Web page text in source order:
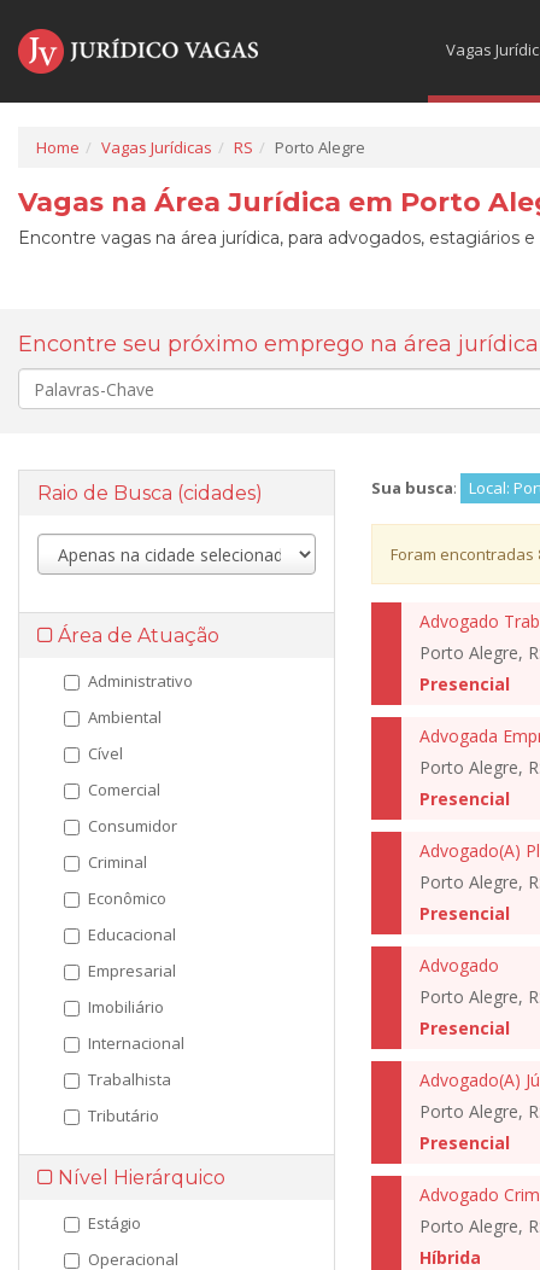
Vagas
Home Vagas Jurídicas RS Porto Alegre
Vagas na Área Jurídica em Porto
Encontre vagas na área jurídica, para advogados, estagiários
Encontre seu próximo emprego na área jurídica
Palavra-
chave
Raio de Busca (cidades)
Área de Atuação
Administrativo
Ambiental
Cível
Comercial
Consumidor
Criminal
Econômico
Educacional
Empresarial
Imobiliário
Internacional
Trabalhista
Tributário
Nível Hierárquico
Estágio
Operacional
Sua busca: Local:
Foram encontradas
Advogado
Porto Alegre,
Presencial
Advogada
Porto Alegre,
Presencial
Advogado(A)
Porto Alegre,
Presencial
Advogado
Porto Alegre,
Presencial
Advogado(A)
Porto Alegre,
Presencial
Advogado
Porto Alegre,
Híbrida